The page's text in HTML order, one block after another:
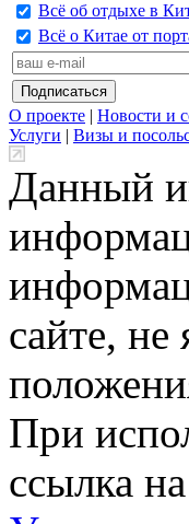
Всё об отдыхе в
Всё о Китае от
О проекте | Новости и
Услуги | Визы и
Данный
сайте,
При
ссылка